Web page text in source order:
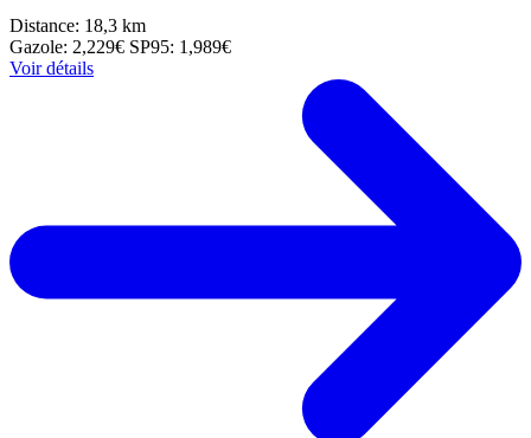
Distance: 18,3 km
Gazole: 2,229€ SP95: 1,989€
Voir détails